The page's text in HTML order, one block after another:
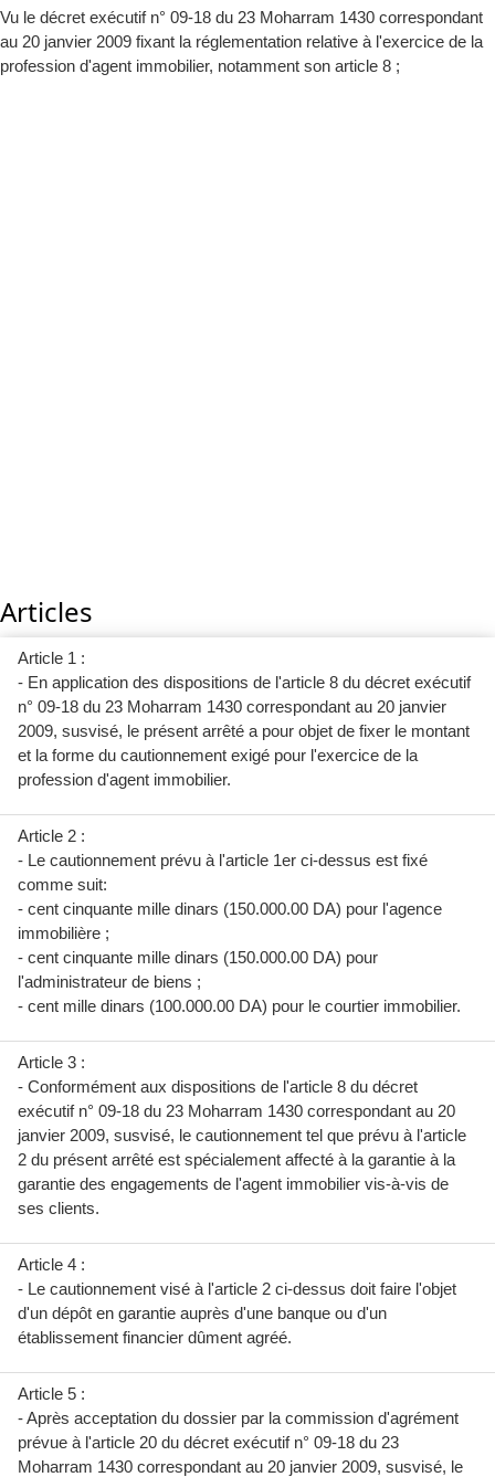
Vu le décret exécutif n° 09-18 du 23 Moharram 1430 correspondant
au 20 janvier 2009 fixant la réglementation relative à l'exercice de la
profession d'agent immobilier, notamment son article 8 ;
Articles
Article 1 :
- En application des dispositions de l'article 8 du décret exécutif
n° 09-18 du 23 Moharram 1430 correspondant au 20 janvier
2009, susvisé, le présent arrêté a pour objet de fixer le montant
et la forme du cautionnement exigé pour l'exercice de la
profession d'agent immobilier.
Article 2 :
- Le cautionnement prévu à l'article 1er ci-dessus est fixé
comme suit:
- cent cinquante mille dinars (150.000.00 DA) pour l'agence
immobilière ;
- cent cinquante mille dinars (150.000.00 DA) pour
l'administrateur de biens ;
- cent mille dinars (100.000.00 DA) pour le courtier immobilier.
Article 3 :
- Conformément aux dispositions de l'article 8 du décret
exécutif n° 09-18 du 23 Moharram 1430 correspondant au 20
janvier 2009, susvisé, le cautionnement tel que prévu à l'article
2 du présent arrêté est spécialement affecté à la garantie à la
garantie des engagements de l'agent immobilier vis-à-vis de
ses clients.
Article 4 :
- Le cautionnement visé à l'article 2 ci-dessus doit faire l'objet
d'un dépôt en garantie auprès d'une banque ou d'un
établissement financier dûment agréé.
Article 5 :
- Après acceptation du dossier par la commission d'agrément
prévue à l'article 20 du décret exécutif n° 09-18 du 23
Moharram 1430 correspondant au 20 janvier 2009, susvisé, le